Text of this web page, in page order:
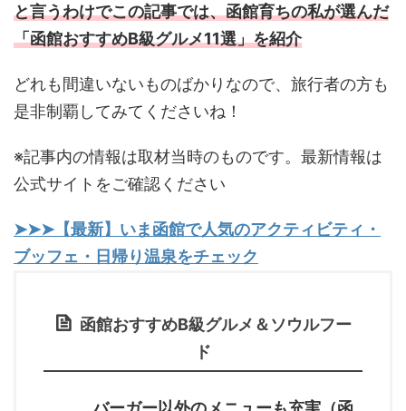
と言うわけでこの記事では、函館育ちの私が選んだ
「函館おすすめB級グルメ11選」を紹介
どれも間違いないものばかりなので、旅行者の方も
是非制覇してみてくださいね！
※記事内の情報は取材当時のものです。最新情報は
公式サイトをご確認ください
➤➤➤【最新】いま函館で人気のアクティビティ・
ブッフェ・日帰り温泉をチェック
函館おすすめB級グルメ＆ソウルフー
ド